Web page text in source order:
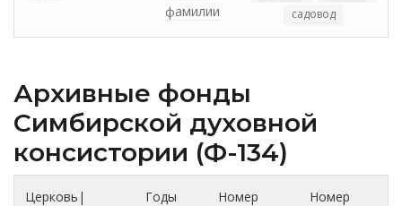
фамилии
садовод
Архивные фонды
Cимбирской духовной
консистории (Ф-134)
Церковь|
Годы
Номер
Номер